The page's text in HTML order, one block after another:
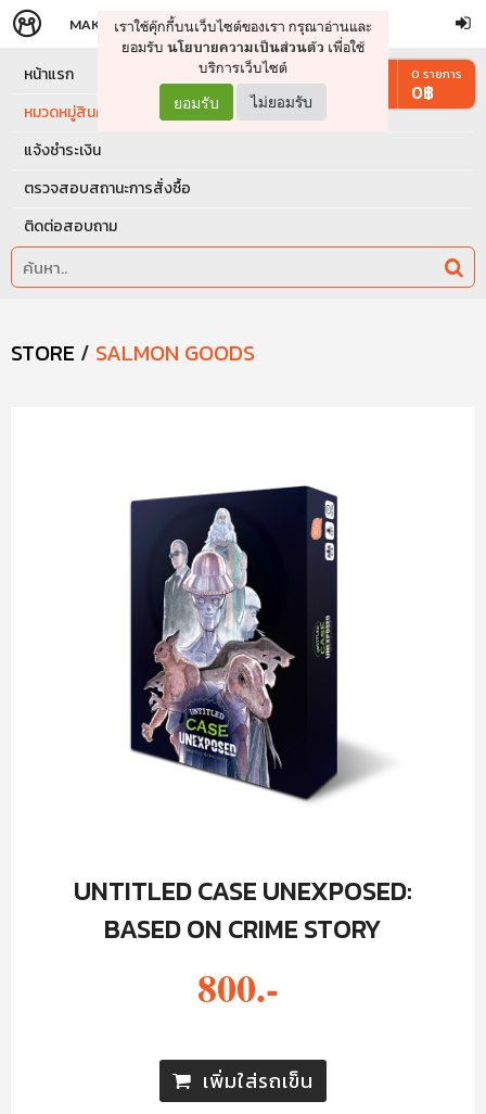
จัดการรถเข็น ดำเนินการต่อ
MAKERS STORE
เราใช้คุ๊กกี้บนเว็บไซต์ของเรา กรุณาอ่านและ
ยอมรับ นโยบายความเป็นส่วนตัว เพื่อใช้
บริการเว็บไซต์
ยอมรับ ไม่ยอมรับ
หน้าแรก
หมวดหมู่สินค้า
แจ้งชำระเงิน
ตรวจสอบสถานะการสั่งซื้อ
ติดต่อสอบถาม
0 รายการ
0฿
STORE / SALMON GOODS
UNTITLED CASE UNEXPOSED:
BASED ON CRIME STORY
800.-
เพิ่มใส่รถเข็น